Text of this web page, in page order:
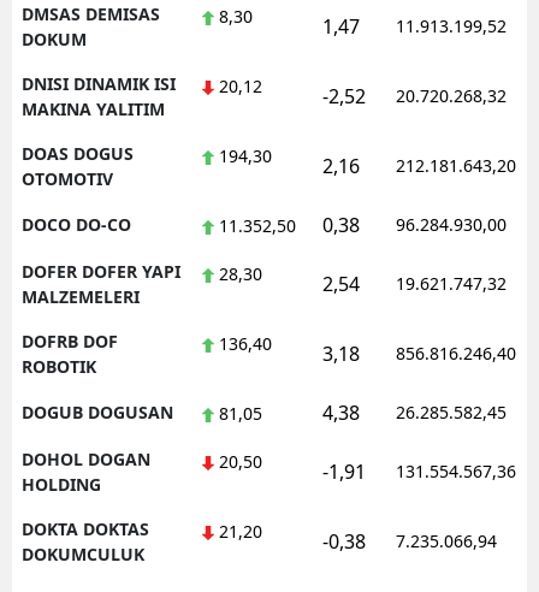
DMSAS DEMISAS
DOKUM
8,30 1,47 11.913.199,52
DNISI DINAMIK ISI
MAKINA YALITIM
20,12 -2,52 20.720.268,32
DOAS DOGUS
OTOMOTIV
194,30 2,16 212.181.643,20
DOCO DO-CO 11.352,50 0,38 96.284.930,00
DOFER DOFER YAPI
MALZEMELERI
28,30 2,54 19.621.747,32
DOFRB DOF
ROBOTIK
136,40 3,18 856.816.246,40
DOGUB DOGUSAN 81,05 4,38 26.285.582,45
DOHOL DOGAN
HOLDING
20,50 -1,91 131.554.567,36
DOKTA DOKTAS
DOKUMCULUK
21,20 -0,38 7.235.066,94